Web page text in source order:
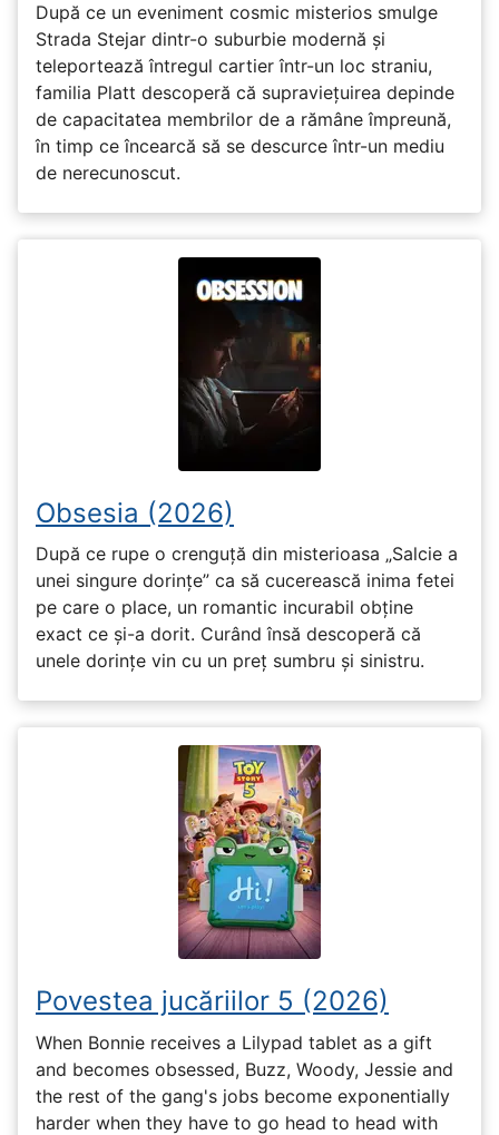
După ce un eveniment cosmic misterios smulge
Strada Stejar dintr-o suburbie modernă și
teleportează întregul cartier într-un loc straniu,
familia Platt descoperă că supraviețuirea depinde
de capacitatea membrilor de a rămâne împreună,
în timp ce încearcă să se descurce într-un mediu
de nerecunoscut.
Obsesia (2026)
După ce rupe o crenguță din misterioasa „Salcie a
unei singure dorințe” ca să cucerească inima fetei
pe care o place, un romantic incurabil obține
exact ce și-a dorit. Curând însă descoperă că
unele dorințe vin cu un preț sumbru și sinistru.
Povestea jucăriilor 5 (2026)
When Bonnie receives a Lilypad tablet as a gift
and becomes obsessed, Buzz, Woody, Jessie and
the rest of the gang's jobs become exponentially
harder when they have to go head to head with